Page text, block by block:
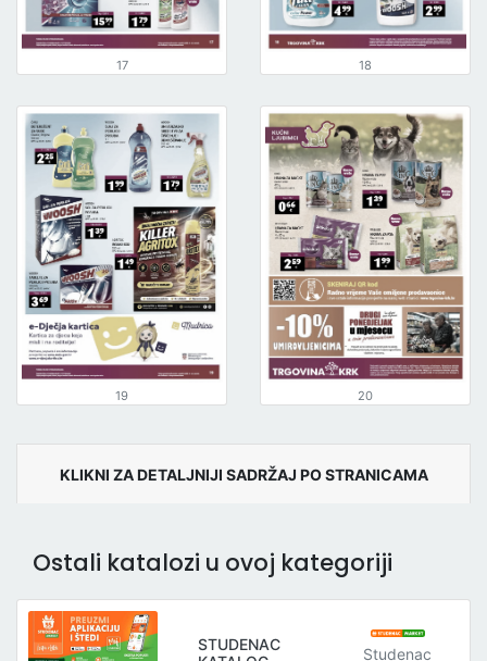
17 18
19 20
KLIKNI ZA DETALJNIJI SADRŽAJ PO STRANICAMA
Ostali katalozi u ovoj kategoriji
STUDENAC
Studenac